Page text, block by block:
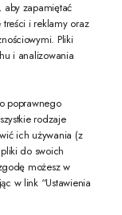
się do naszego
prywatności
zapamiętać
i reklamy oraz
Pliki
i analizowania
poprawnego
rodzaje
ich używania (z
do swoich
możesz w
w link “Ustawienia